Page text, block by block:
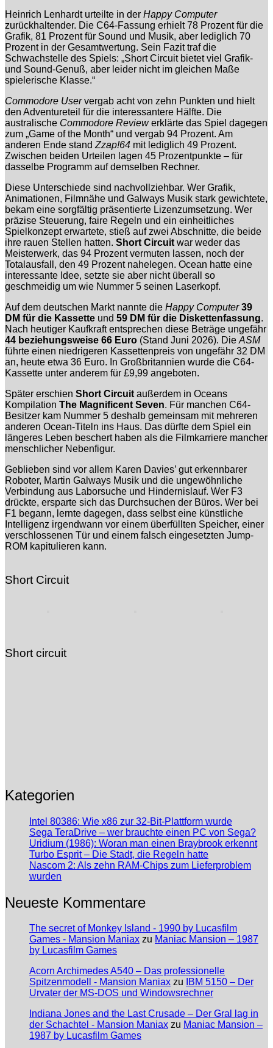
Heinrich Lenhardt urteilte in der Happy Computer
zurückhaltender. Die C64-Fassung erhielt 78 Prozent für die
Grafik, 81 Prozent für Sound und Musik, aber lediglich 70
Prozent in der Gesamtwertung. Sein Fazit traf die
Schwachstelle des Spiels: „Short Circuit bietet viel Grafik-
und Sound-Genuß, aber leider nicht im gleichen Maße
spielerische Klasse.“
Commodore Uservergab acht von zehn Punkten und hielt
den Adventureteil für die interessantere Hälfte. Die
australische Commodore Reviewerklärte das Spiel dagegen
zum „Game of the Month“ und vergab 94 Prozent. Am
anderen Ende stand Zzap!64 mit lediglich 49 Prozent.
Zwischen beiden Urteilen lagen 45 Prozentpunkte – für
dasselbe Programm auf demselben Rechner.
Diese Unterschiede sind nachvollziehbar. Wer Grafik,
Animationen, Filmnähe und Galways Musik stark gewichtete,
bekam eine sorgfältig präsentierte Lizenzumsetzung. Wer
präzise Steuerung, faire Regeln und ein einheitliches
Spielkonzept erwartete, stieß auf zwei Abschnitte, die beide
ihre rauen Stellen hatten. Short Circuit war weder das
Meisterwerk, das 94 Prozent vermuten lassen, noch der
Totalausfall, den 49 Prozent nahelegen. Ocean hatte eine
interessante Idee, setzte sie aber nicht überall so
geschmeidig um wie Nummer 5 seinen Laserkopf.
Auf dem deutschen Markt nannte die Happy Computer 39
DM für die Kassette und 59 DM für die Diskettenfassung.
Nach heutiger Kaufkraft entsprechen diese Beträge ungefähr
44 beziehungsweise 66 Euro (Stand Juni 2026). Die ASM
führte einen niedrigeren Kassettenpreis von ungefähr 32 DM
an, heute etwa 36 Euro. In Großbritannien wurde die C64-
Kassette unter anderem für £9,99 angeboten.
Später erschien Short Circuit außerdem in Oceans
Kompilation The Magnificent Seven. Für manchen C64-
Besitzer kam Nummer 5 deshalb gemeinsam mit mehreren
anderen Ocean-Titeln ins Haus. Das dürfte dem Spiel ein
längeres Leben beschert haben als die Filmkarriere mancher
menschlicher Nebenfigur.
Geblieben sind vor allem Karen Davies’ gut erkennbarer
Roboter, Martin Galways Musik und die ungewöhnliche
Verbindung aus Laborsuche und Hindernislauf. Wer F3
drückte, ersparte sich das Durchsuchen der Büros. Wer bei
F1 begann, lernte dagegen, dass selbst eine künstliche
Intelligenz irgendwann vor einem überfüllten Speicher, einer
verschlossenen Tür und einem falsch eingesetzten Jump-
ROM kapitulieren kann.
Short Circuit
Short circuit
Kategorien
Intel 80386: Wie x86 zur 32-Bit-Plattform wurde
Sega TeraDrive – wer brauchte einen PC von Sega?
Uridium (1986): Woran man einen Braybrook erkennt
Turbo Esprit – Die Stadt, die Regeln hatte
Nascom 2: Als zehn RAM-Chips zum Lieferproblem
wurden
Neueste Kommentare
The secret of Monkey Island - 1990 by Lucasfilm
Games - Mansion Maniax zu Maniac Mansion – 1987
by Lucasfilm Games
Acorn Archimedes A540 – Das professionelle
Spitzenmodell - Mansion Maniax zu
IBM 5150 – Der
Urvater der MS-DOS und Windowsrechner
Indiana Jones and the Last Crusade – Der Gral lag in
der Schachtel - Mansion Maniax zu Maniac Mansion –
1987 by Lucasfilm Games